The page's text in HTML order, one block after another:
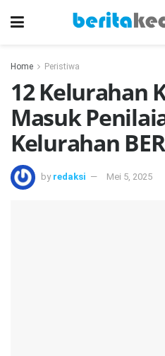
Home Peristiwa
12 Kelurahan
Masuk
Kelurahan
by redaksi Mei 5, 2025